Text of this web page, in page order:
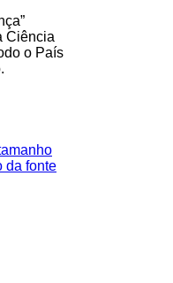
Ciência
o País
da fonte